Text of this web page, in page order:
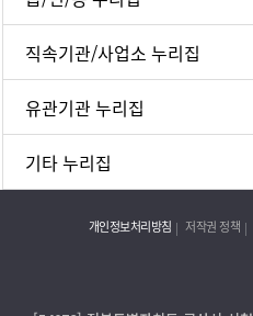
직속기관/사업소 누리집
유관기관 누리집
기타 누리집
개인정보처리방침 저작권 정책